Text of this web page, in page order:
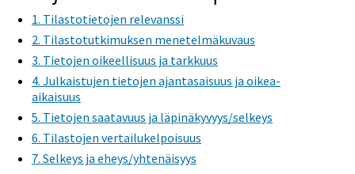
1. Tilastotietojen relevanssi
2. Tilastotutkimuksen menetelmäkuvaus
3. Tietojen oikeellisuus ja tarkkuus
4. Julkaistujen tietojen ajantasaisuus ja oikea-
aikaisuus
5. Tietojen saatavuus ja läpinäkyvyys/selkeys
6. Tilastojen vertailukelpoisuus
7. Selkeys ja eheys/yhtenäisyys